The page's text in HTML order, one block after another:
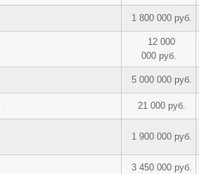
1 800 000 руб.
12 000
000 руб.
5 000 000 руб.
21 000 руб.
1 900 000 руб.
3 450 000 руб.